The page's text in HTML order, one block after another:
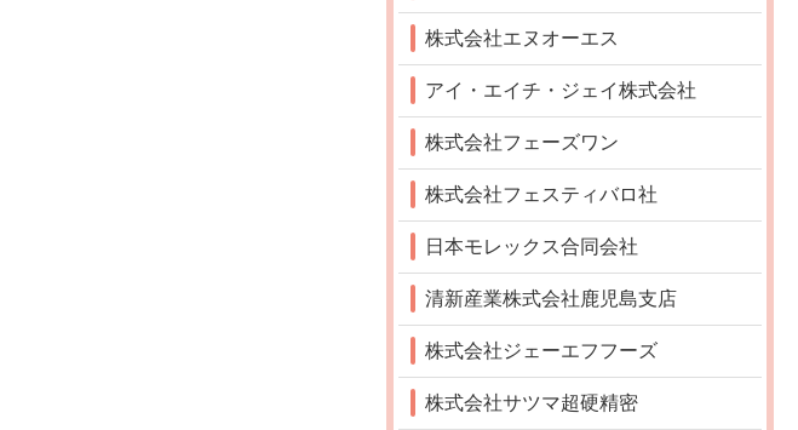
株式会社エヌオーエス
アイ・エイチ・ジェイ株式会社
株式会社フェーズワン
株式会社フェスティバロ社
日本モレックス合同会社
清新産業株式会社鹿児島支店
株式会社ジェーエフフーズ
株式会社サツマ超硬精密